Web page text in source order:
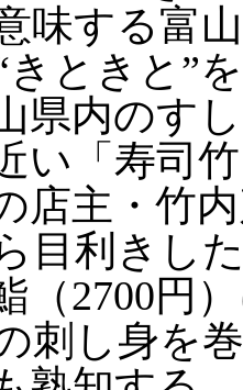
味する富
きときと”
県内のす
い「寿司
店主・竹
目利きし
（2700円
刺し身を